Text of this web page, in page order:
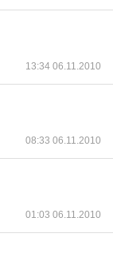
13:34 06.11.2010
08:33 06.11.2010
01:03 06.11.2010